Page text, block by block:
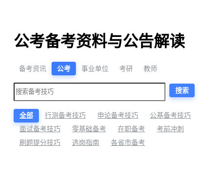
公考备考资料与公告解读
备考资讯 公考 事业单位 考研 教师
搜索
全部 行测备考技巧 申论备考技巧
公基备考技巧
面试备考技巧
零基础备考 在职备考
考前冲刺
刷题提分技巧
选岗指南 各省市备考